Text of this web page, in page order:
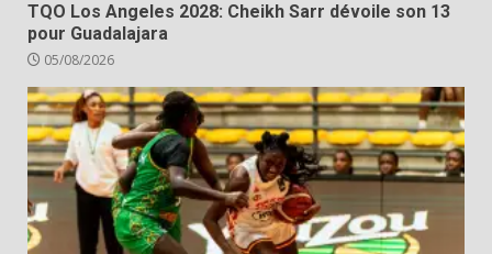
TQO Los Angeles 2028: Cheikh Sarr dévoile son 13
pour Guadalajara
05/08/2026